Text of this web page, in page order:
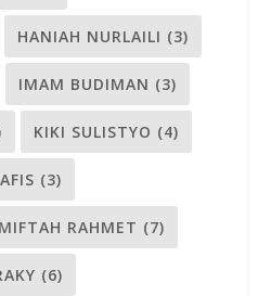
HANIAH NURLAILI (3)
IMAM BUDIMAN (3)
KIKI SULISTYO (4)
(3)
MIFTAH RAHMET (7)
(6)